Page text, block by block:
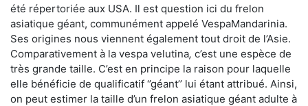
été répertoriée aux USA. Il est question ici du frelon
asiatique géant, communément appelé VespaMandarinia.
Ses origines nous viennent également tout droit de l’Asie.
Comparativement à la vespa velutina, c’est une espèce de
très grande taille. C’est en principe la raison pour laquelle
elle bénéficie de qualificatif ‘’géant’’ lui étant attribué. Ainsi,
on peut estimer la taille d’un frelon asiatique géant adulte à